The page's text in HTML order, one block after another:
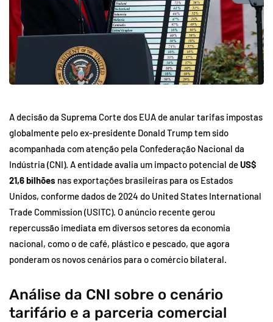
A decisão da Suprema Corte dos EUA de anular tarifas impostas
globalmente pelo ex-presidente Donald Trump tem sido
acompanhada com atenção pela Confederação Nacional da
Indústria (CNI). A entidade avalia um impacto potencial deUS$
21,6 bilhões nas exportações brasileiras para os Estados
Unidos, conforme dados de 2024 do United States International
Trade Commission (USITC). O anúncio recente gerou
repercussão imediata em diversos setores da economia
nacional, como o de café, plástico e pescado, que agora
ponderam os novos cenários para o comércio bilateral.
Análise da CNI sobre o cenário
tarifário e a parceria comercial